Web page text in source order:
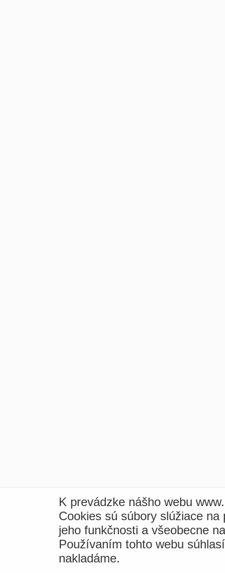
K prevádzke nášho webu
Cookies sú súbory slúžiace
jeho funkčnosti a všeobecne
Používaním tohto webu
nakladáme.